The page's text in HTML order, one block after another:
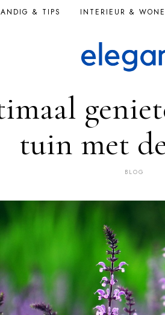
& TIPS INTERIEUR &
tuin met
BLOG